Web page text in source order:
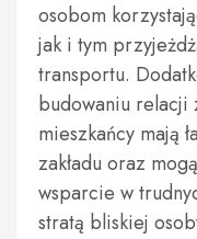
osobom
jak i tym
transportu.
budowaniu relacji
mieszkańcy mają
zakładu oraz
wsparcie w
stratą bliskiej